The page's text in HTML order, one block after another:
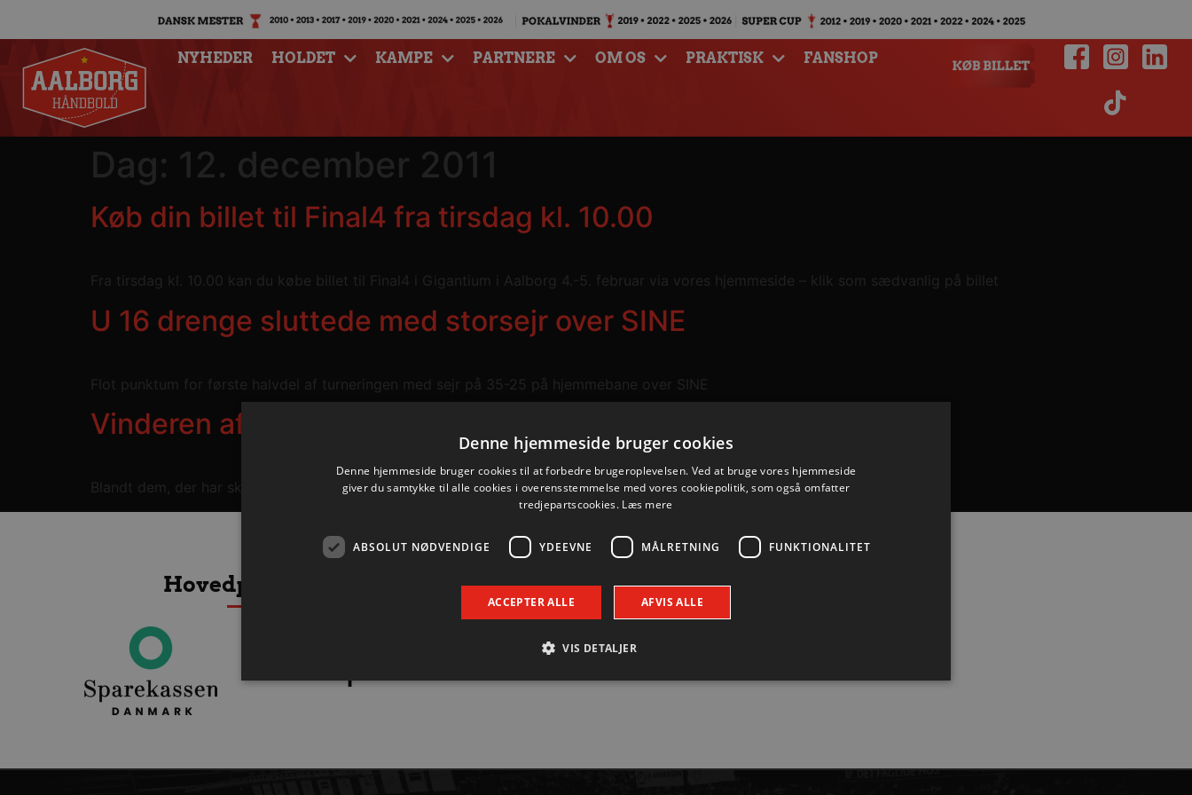
NYHEDER HOLDET KAMPE PARTNERE OM OS PRAKTISK FANSHOP
Dag: 12. december 2011
Køb din billet til Final4 fra tirsdag kl. 10.00
Fra tirsdag kl. 10.00 kan du købe billet til Final4 i Gigantium i Aalborg 4.-5. februar via vores hjemmeside – klik som sædvanlig på billet
U 16 drenge sluttede med storsejr over SINE
Flot punktum for første halvdel af turneringen med sejr på 35-25 på hjemmebane over SINE
Vinderen af Red Power-konkurrencen fundet
Blandt dem, der har skiftet til Nordjysk Elhandel, er den heldige vinder af to rejser til EM i Serbien i januar fundet
Hovedpartnere
Denne hjemmeside bruger cookies
Denne hjemmeside bruger cookies til at forbedre brugeroplevelsen. Ved at bruge vores hjemmeside
giver du samtykke til alle cookies i overensstemmelse med vores cookiepolitik, som også omfatter
tredjepartscookies. Læs mere
ABSOLUT NØDVENDIGE YDEEVNE MÅLRETNING FUNKTIONALITET
ACCEPTER ALLE AFVIS ALLE
VIS DETALJER